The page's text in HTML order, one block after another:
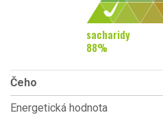
sacharidy
88%
Čeho
Energetická hodnota